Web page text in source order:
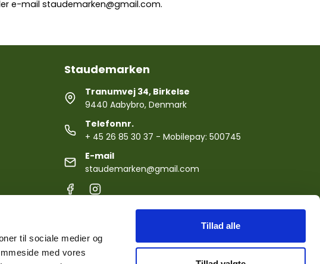
til sociale medier og
med vores
Tillad alle
e-mailstaudemarken@gmail.com.
Staudemarken
Tranumvej 34, Birkelse
9440 Aabybro, Denmark
Telefonnr.
+ 45 26 85 30 37 - Mobilepay: 500745
E-mail
staudemarken@gmail.com